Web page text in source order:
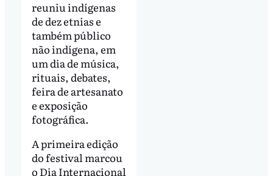
reuniu indígenas
de dez etnias e
também público
não indígena, em
um dia de música,
rituais, debates,
feira de artesanato
e exposição
fotográfica.
A primeira edição
do festival marcou
o Dia Internacional